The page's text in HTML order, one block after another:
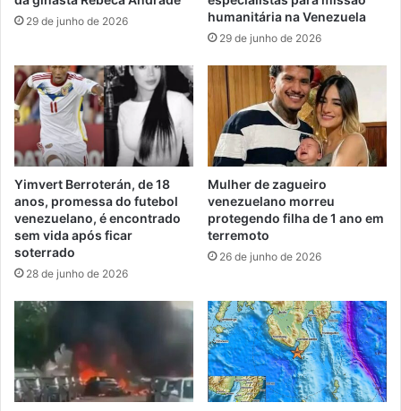
29 de junho de 2026
humanitária na Venezuela
29 de junho de 2026
Yimvert Berroterán, de 18
anos, promessa do futebol
venezuelano, é encontrado
sem vida após ficar
soterrado
28 de junho de 2026
Mulher de zagueiro
venezuelano morreu
protegendo filha de 1 ano em
terremoto
26 de junho de 2026